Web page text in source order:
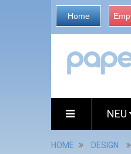
Home
NEU
HOME DESIGN